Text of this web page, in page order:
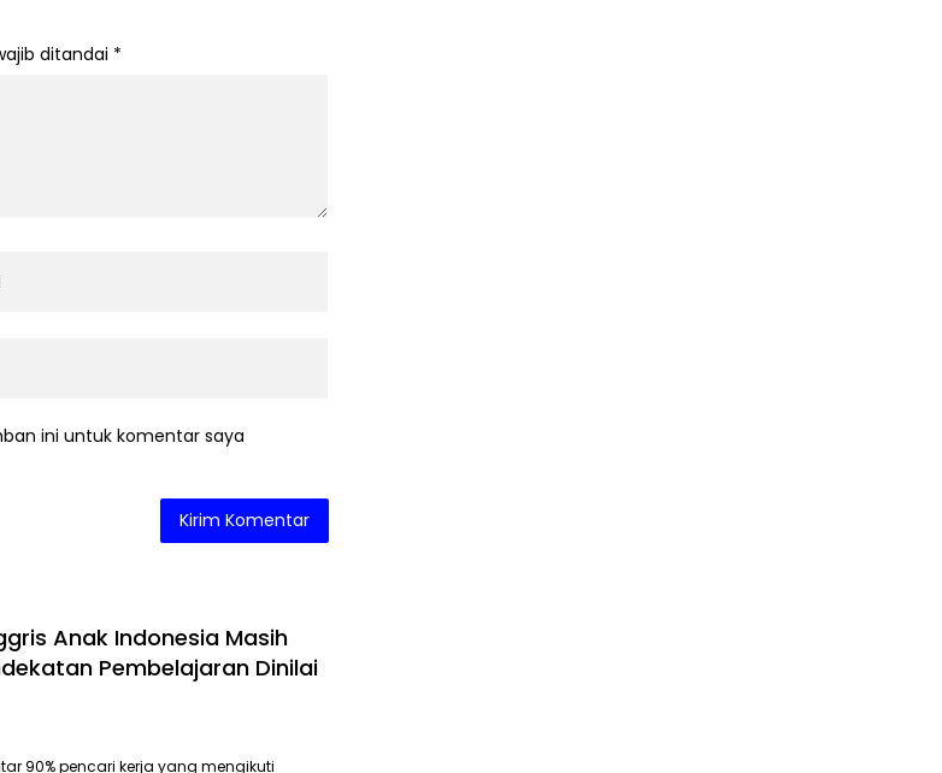
ditandai *
ini untuk komentar saya
Anak Indonesia Masih
Pembelajaran Dinilai
90% pencari kerja yang mengikuti